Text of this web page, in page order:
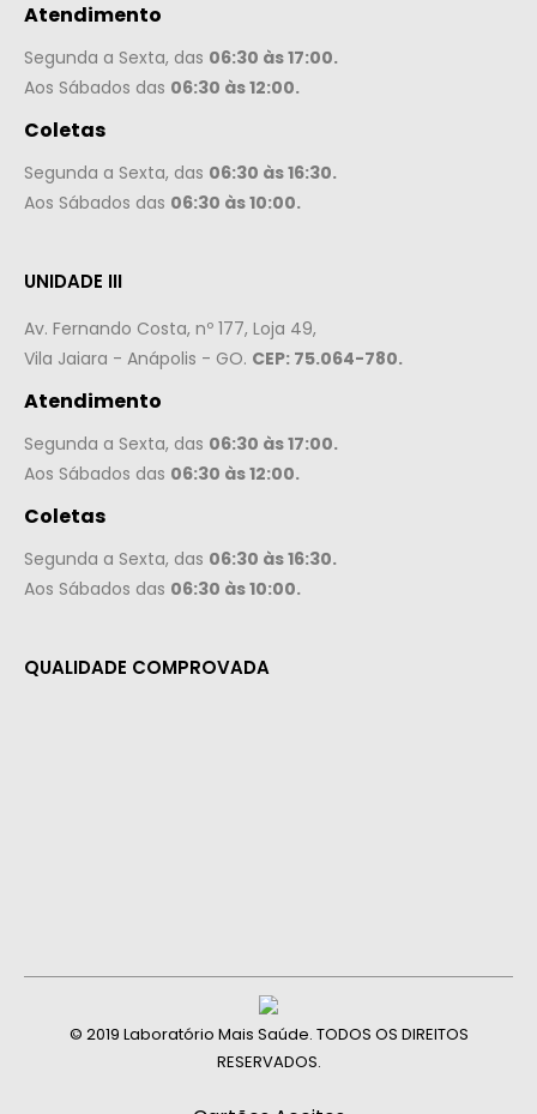
Atendimento
Segunda a Sexta, das 06:30 às 17:00.
Aos Sábados das 06:30 às 12:00.
Coletas
Segunda a Sexta, das 06:30 às 16:30.
Aos Sábados das 06:30 às 10:00.
UNIDADE III
Av. Fernando Costa, nº 177, Loja 49,
Vila Jaiara - Anápolis - GO. CEP: 75.064-780.
Atendimento
Segunda a Sexta, das 06:30 às 17:00.
Aos Sábados das 06:30 às 12:00.
Coletas
Segunda a Sexta, das 06:30 às 16:30.
Aos Sábados das 06:30 às 10:00.
QUALIDADE COMPROVADA
© 2019 Laboratório Mais Saúde. TODOS OS DIREITOS
RESERVADOS.